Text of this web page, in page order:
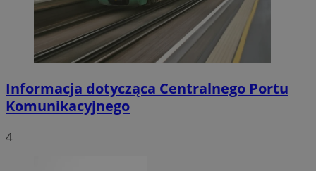
Informacja dotycząca Centralnego Portu
Komunikacyjnego
4